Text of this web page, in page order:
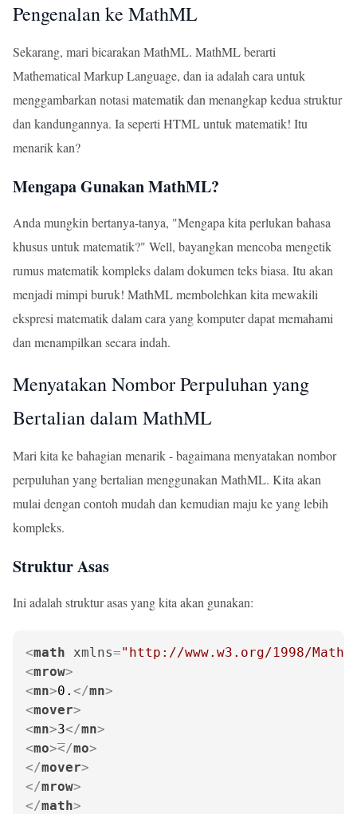
Pengenalan ke MathML
Sekarang, mari bicarakan MathML. MathML berarti
Mathematical Markup Language, dan ia adalah cara untuk
menggambarkan notasi matematik dan menangkap kedua struktur
dan kandungannya. Ia seperti HTML untuk matematik! Itu
menarik kan?
Mengapa Gunakan MathML?
Anda mungkin bertanya-tanya, "Mengapa kita perlukan bahasa
khusus untuk matematik?" Well, bayangkan mencoba mengetik
rumus matematik kompleks dalam dokumen teks biasa. Itu akan
menjadi mimpi buruk! MathML membolehkan kita mewakili
ekspresi matematik dalam cara yang komputer dapat memahami
dan menampilkan secara indah.
Menyatakan Nombor Perpuluhan yang
Bertalian dalam MathML
Mari kita ke bahagian menarik - bagaimana menyatakan nombor
perpuluhan yang bertalian menggunakan MathML. Kita akan
mulai dengan contoh mudah dan kemudian maju ke yang lebih
kompleks.
Struktur Asas
Ini adalah struktur asas yang kita akan gunakan:
<math xmlns="http://www.w3.org/1998/Math/
<mrow>
<mn>0. </mn>
<mover>
<mn>3</mn>
<mo></mo>
</mover>
</mrow>
</math>